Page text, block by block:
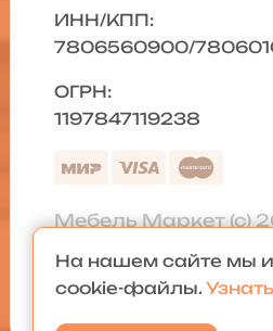
ИНН/КПП:
7806560900/
ОГРН:
1197847119238
Мебель Маркет (с)
Политика
Карта сайта
На нашем сайте мы
cookie-файлы.